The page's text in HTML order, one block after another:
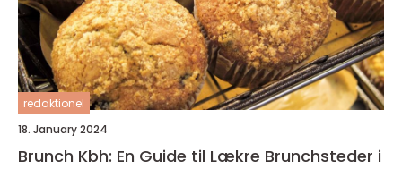
redaktionel
18. January 2024
Brunch Kbh: En Guide til Lækre Brunchsteder i